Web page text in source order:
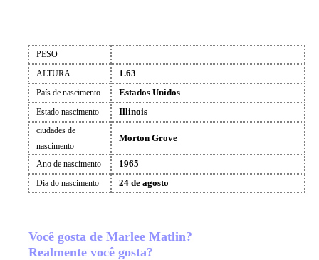
PESO
ALTURA
1.63
País de nascimento Estados Unidos
Estado nascimento Illinois
ciudades de
nascimento
Morton Grove
Ano de nascimento 1965
Dia do nascimento 24 de agosto
Você gosta de Marlee Matlin?
Realmente você gosta?